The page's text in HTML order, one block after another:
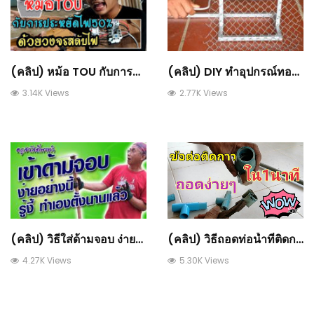
(คลิป) หม้อ TOU กับการประหยัดไฟ 50% ด้วยเทคนิควงจรสลับไฟ : วีดีโอ เกษตร
3.14K Views
(คลิป) DIY ทำอุปกรณ์ทอตาขายลวดขนาดเล็ก : วีดีโอ เกษตร
2.77K Views
(คลิป) วิธีใส่ด้ามจอบ ง่ายอย่างนี้ รู้งี้ ทำเองตังนานแล้ว : วีดีโอ เกษตร
4.27K Views
(คลิป) วิธีถอดท่อน้ำที่ติดกาว ง่ายๆ How to remove the glued PVC joints : วีดีโอ เกษตร
5.30K Views